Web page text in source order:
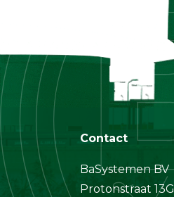
Contact
BaSystemen BV
Protonstraat 13G